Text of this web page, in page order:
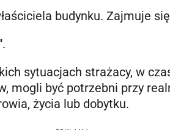
budynku. Zajmuje
sytuacjach strażacy, w
mogli być potrzebni przy
życia lub dobytku.